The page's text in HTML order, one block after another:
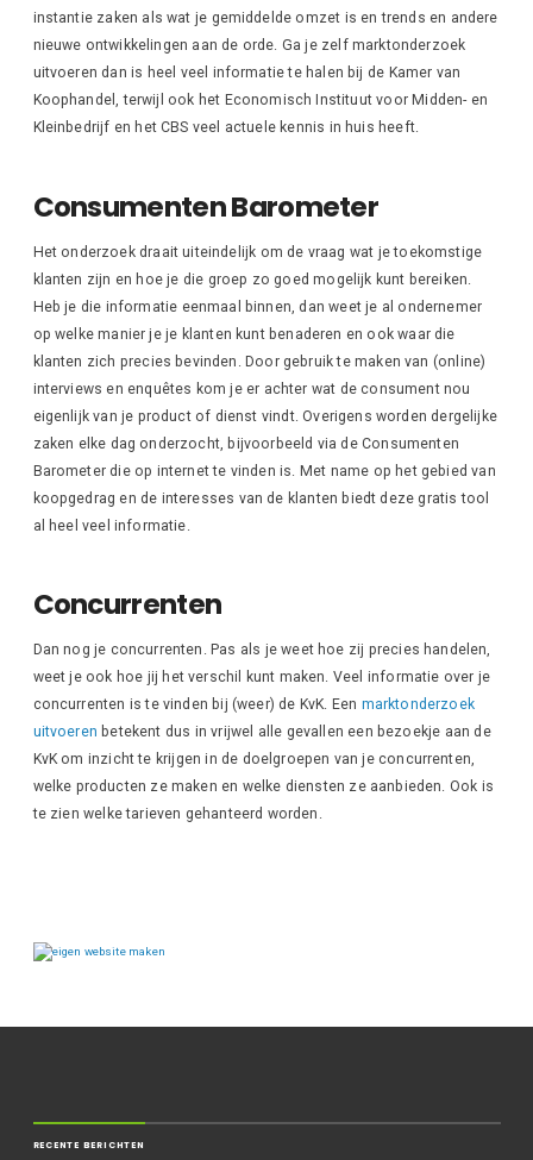
instantie zaken als wat je gemiddelde omzet is en trends en andere
nieuwe ontwikkelingen aan de orde. Ga je zelf marktonderzoek
uitvoeren dan is heel veel informatie te halen bij de Kamer van
Koophandel, terwijl ook het Economisch Instituut voor Midden- en
Kleinbedrijf en het CBS veel actuele kennis in huis heeft.
Consumenten Barometer
Het onderzoek draait uiteindelijk om de vraag wat je toekomstige
klanten zijn en hoe je die groep zo goed mogelijk kunt bereiken.
Heb je die informatie eenmaal binnen, dan weet je al ondernemer
op welke manier je je klanten kunt benaderen en ook waar die
klanten zich precies bevinden. Door gebruik te maken van (online)
interviews en enquêtes kom je er achter wat de consument nou
eigenlijk van je product of dienst vindt. Overigens worden dergelijke
zaken elke dag onderzocht, bijvoorbeeld via de Consumenten
Barometer die op internet te vinden is. Met name op het gebied van
koopgedrag en de interesses van de klanten biedt deze gratis tool
al heel veel informatie.
Concurrenten
Dan nog je concurrenten. Pas als je weet hoe zij precies handelen,
weet je ook hoe jij het verschil kunt maken. Veel informatie over je
concurrenten is te vinden bij (weer) de KvK. Een marktonderzoek
uitvoeren betekent dus in vrijwel alle gevallen een bezoekje aan de
KvK om inzicht te krijgen in de doelgroepen van je concurrenten,
welke producten ze maken en welke diensten ze aanbieden. Ook is
te zien welke tarieven gehanteerd worden.
RECENTE BERICHTEN